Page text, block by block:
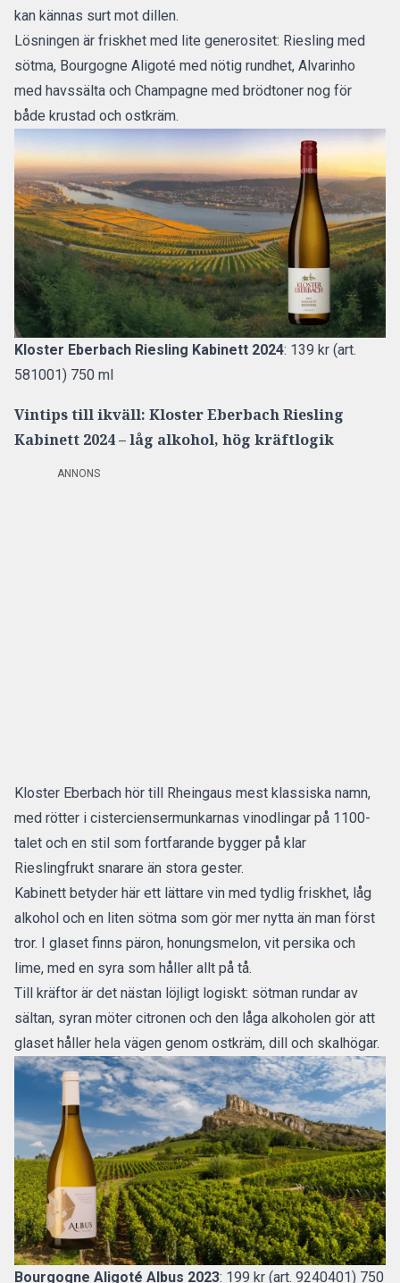
kan kännas surt mot dillen.
Lösningen är friskhet med lite generositet: Riesling med
sötma, Bourgogne Aligoté med nötig rundhet, Alvarinho
med havssälta och Champagne med brödtoner nog för
både krustad och ostkräm.
Kloster Eberbach Riesling Kabinett 2024: 139 kr (art.
581001) 750 ml
Vintips till ikväll: Kloster Eberbach Riesling
Kabinett 2024 – låg alkohol, hög kräftlogik
ANNONS
Kloster Eberbach hör till Rheingaus mest klassiska namn,
med rötter i cisterciensermunkarnas vinodlingar på 1100-
talet och en stil som fortfarande bygger på klar
Rieslingfrukt snarare än stora gester.
Kabinett betyder här ett lättare vin med tydlig friskhet, låg
alkohol och en liten sötma som gör mer nytta än man först
tror. I glaset finns päron, honungsmelon, vit persika och
lime, med en syra som håller allt på tå.
Till kräftor är det nästan löjligt logiskt: sötman rundar av
sältan, syran möter citronen och den låga alkoholen gör att
glaset håller hela vägen genom ostkräm, dill och skalhögar.
Bourgogne Aligoté Albus 2023: 199 kr (art. 9240401) 750